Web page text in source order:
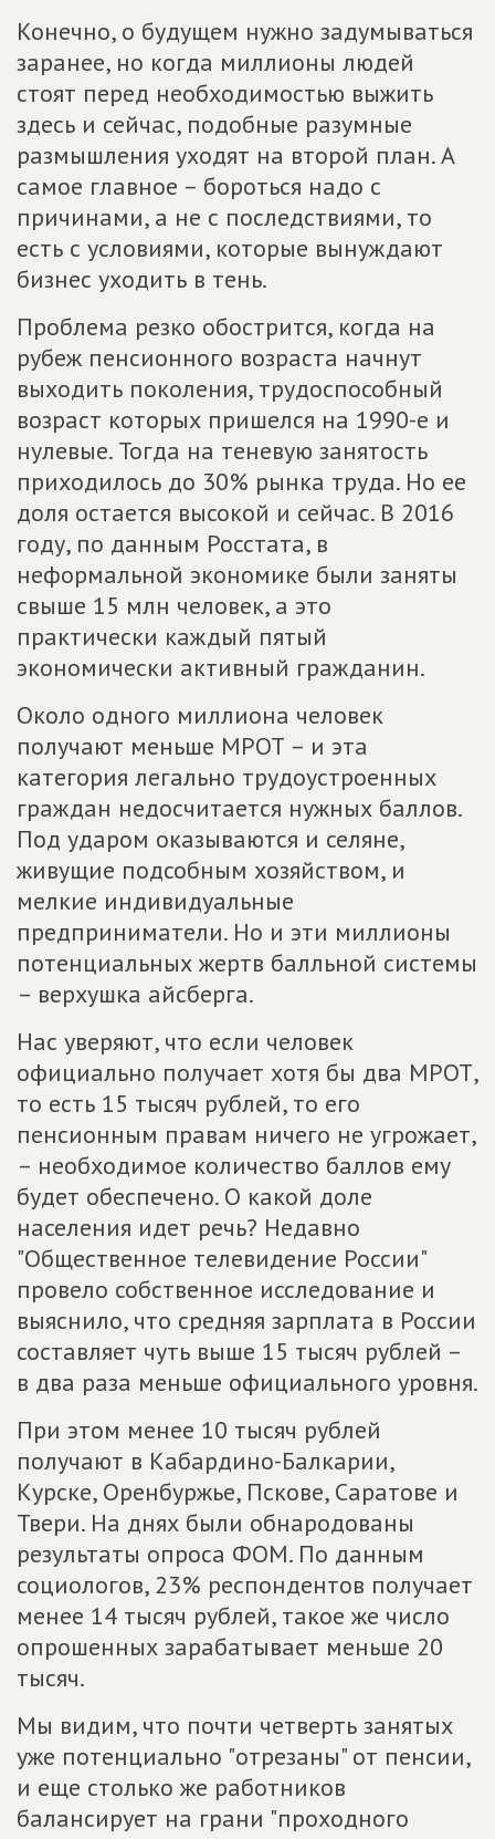
Конечно, о будущем нужно задумываться
заранее, но когда миллионы людей
стоят перед необходимостью выжить
здесь и сейчас, подобные разумные
размышления уходят на второй план. А
самое главное – бороться надо с
причинами, а не с последствиями, то
есть с условиями, которые вынуждают
бизнес уходить в тень.
Проблема резко обострится, когда на
рубеж пенсионного возраста начнут
выходить поколения, трудоспособный
возраст которых пришелся на 1990-е и
нулевые. Тогда на теневую занятость
приходилось до 30% рынка труда. Но ее
доля остается высокой и сейчас. В 2016
году, по данным Росстата, в
неформальной экономике были заняты
свыше 15 млн человек, а это
практически каждый пятый
экономически активный гражданин.
Около одного миллиона человек
получают меньше МРОТ – и эта
категория легально трудоустроенных
граждан недосчитается нужных баллов.
Под ударом оказываются и селяне,
живущие подсобным хозяйством, и
мелкие индивидуальные
предприниматели. Но и эти миллионы
потенциальных жертв балльной системы
– верхушка айсберга.
Нас уверяют, что если человек
официально получает хотя бы два МРОТ,
то есть 15 тысяч рублей, то его
пенсионным правам ничего не угрожает,
– необходимое количество баллов ему
будет обеспечено. О какой доле
населения идет речь? Недавно
"Общественное телевидение России"
провело собственное исследование и
выяснило, что средняя зарплата в России
составляет чуть выше 15 тысяч рублей –
в два раза меньше официального уровня.
При этом менее 10 тысяч рублей
получают в Кабардино-Балкарии,
Курске, Оренбуржье, Пскове, Саратове и
Твери. На днях были обнародованы
результаты опроса ФОМ. По данным
социологов, 23% респондентов получает
менее 14 тысяч рублей, такое же число
опрошенных зарабатывает меньше 20
тысяч.
Мы видим, что почти четверть занятых
уже потенциально "отрезаны" от пенсии,
и еще столько же работников
балансирует на грани "проходного